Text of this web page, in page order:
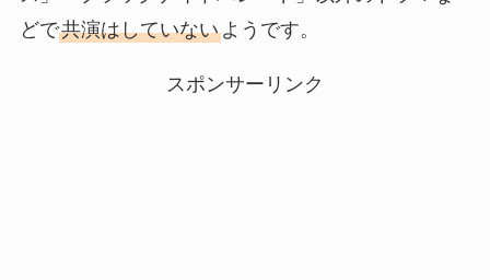
どで共演はしていないようです。
スポンサーリンク